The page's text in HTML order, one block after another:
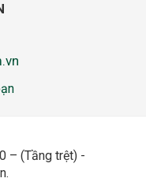
– (Tầng trệt) -